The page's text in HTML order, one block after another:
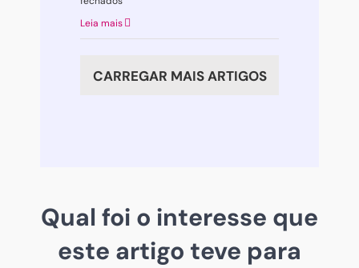
O
ansiedade
generalizada…
Leia mais
CARREGAR MAIS ARTIGOS
Qual foi o interesse que
este artigo teve para